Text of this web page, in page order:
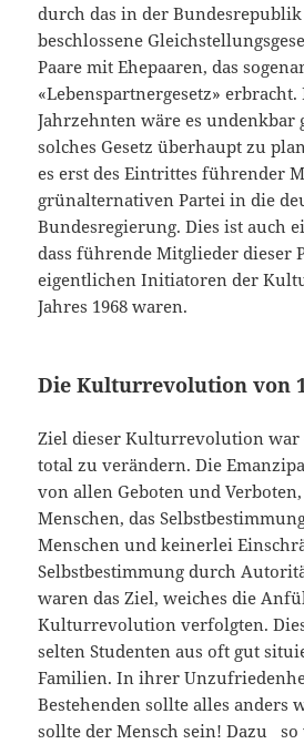
durch das in der
beschlossene
Paare mit Ehepaaren, das
«Lebenspartnergesetz»
Jahrzehnten wäre es undenkbar
solches Gesetz überhaupt zu
es erst des Eintrittes führender
grünalternativen Partei in die
Bundesregierung. Dies ist auch
dass führende Mitglieder dieser
eigentlichen Initiatoren der
Jahres 1968 waren.
Die Kulturrevolution von
Ziel dieser Kulturrevolution war
total zu verändern. Die
von allen Geboten und
Menschen, das
Menschen und keinerlei
Selbstbestimmung durch
waren das Ziel, weiches die
Kulturrevolution verfolgten.
selten Studenten aus oft gut
Familien. In ihrer
Bestehenden sollte alles anders
sollte der Mensch sein! Dazu